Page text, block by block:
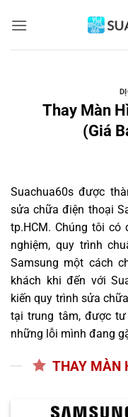
qua
Thay Màn
(Giá
Suachua60s được
sửa chữa điện thoại
tp.HCM. Chúng tôi
nghiệm, quy trình
Samsung một cách
khách khi đến với
kiến quy trình sửa
tại trung tâm, được
những lỗi mình đang
THAY MÀN